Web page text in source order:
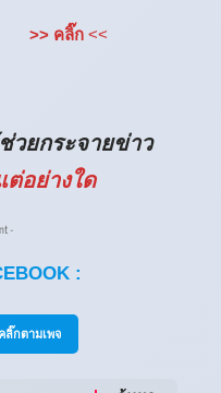
>> คลิ๊ก <<
วยกระจายข่าว
อย่างใด
-
:
ลิ๊กตามเพจ